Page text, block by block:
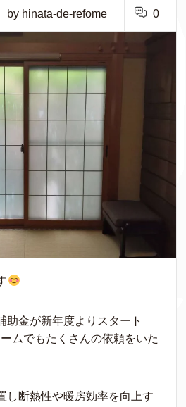
by hinata-de-refome 0
助金が新年度よりスタート
ムでもたくさんの依頼をいた
し断熱性や暖房効率を向上す